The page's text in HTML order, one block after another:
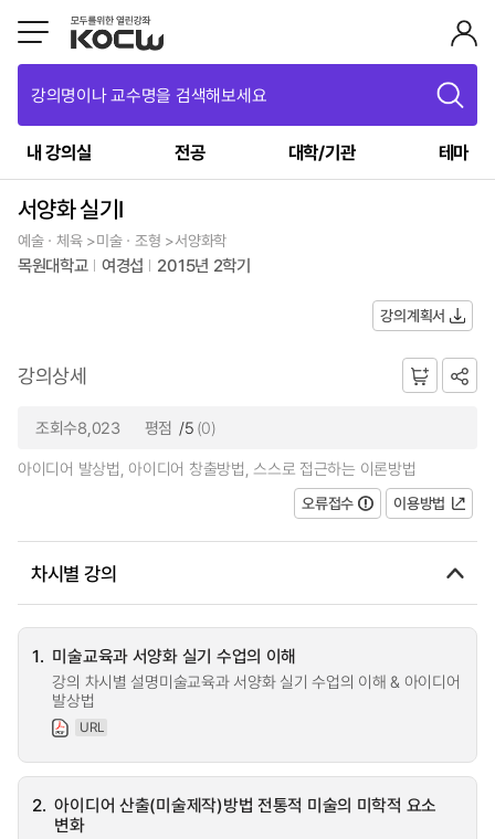
강의명이나 교수명을 검색해보세요
내 강의실 전공 대학/기관 테마
서양화 실기I
예술ㆍ체육 >미술ㆍ조형 >서양화학
목원대학교 여경섭 2015년 2학기
강의계획서
강의상세
조회수8,023 평점 /5 (0)
아이디어 발상법, 아이디어 창출방법, 스스로 접근하는 이론방법
오류접수
이용방법
차시별 강의
1. 미술교육과 서양화 실기 수업의 이해
강의 차시별 설명미술교육과 서양화 실기 수업의 이해 & 아이디어
발상법
URL
2. 아이디어 산출(미술제작)방법 전통적 미술의 미학적 요소
변화